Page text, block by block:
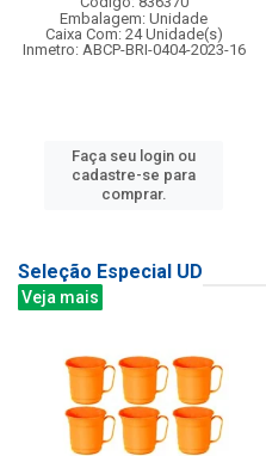
Embalagem: Unidade
Caixa Com: 24 Unidade(s)
Inmetro: ABCP-BRI-0404-2023-16
Faça seu login ou
cadastre-se para
comprar.
Seleção Especial UD
Veja mais